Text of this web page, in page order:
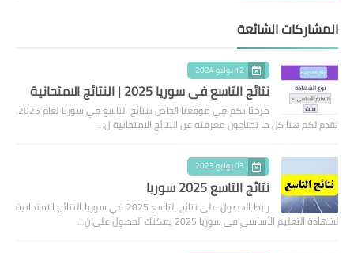
المشاركات الشائعة
12 يوليو 2024
نتائج التاسع في سوريا 2025 | النتائج الامتحانية
مرحبًا بكم في موقعنا الخاص بنتائج التاسع في سوريا لعام 2025.
نقدم لكم هنا كل ما تحتاجون معرفته عن النتائج الامتحانية ل…
03 يوليو 2023
نتائج التاسع 2025 سوريا
رابط الحصول على نتائج التاسع 2025 في سوريا النتائج الامتحانية
لشهادة التعليم الأساسي في سوريا 2025 يمكنك الحصول على ن…